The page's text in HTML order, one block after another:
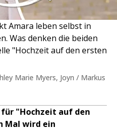
Amara leben selbst in
Was denken die beiden
"Hochzeit auf den ersten
Marie Myers, Joyn / Markus
"Hochzeit auf den
Mal wird ein